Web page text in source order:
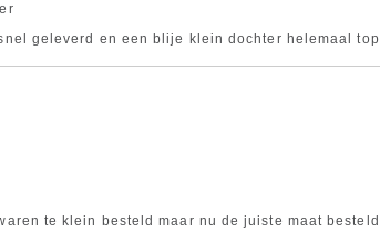
geleverd en een blije klein dochter helemaal top
te klein besteld maar nu de juiste maat besteld